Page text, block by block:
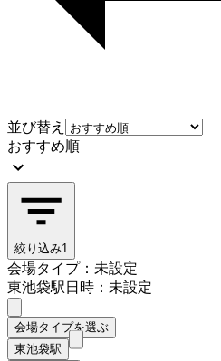
並び替え
おすすめ順
絞り込み1
会場タイプ：未設定
東池袋駅日時：未設定
会場タイプを選ぶ
東池袋駅